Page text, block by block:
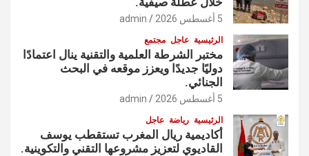
5 أغسطس 2026 admin
الرئيسية عاجل مجتمع
مختبر الشرطة العلمية والتقنية ينال اعتمادًا
دوليًا جديدًا ويعزز موقعه في البحث
الجنائي.
5 أغسطس 2026 admin
الرئيسية رياضة عاجل
أكاديمية ريال المغرب تستقطب يوسف
القاديوي لتعزيز مشروعها التقني والتكوينية.